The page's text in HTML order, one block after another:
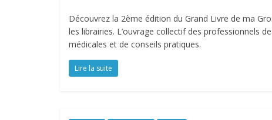
Découvrez la 2ème édition du Grand Livre de ma
les librairies. L’ouvrage collectif des professionnels
médicales et de conseils pratiques.
Lire la suite